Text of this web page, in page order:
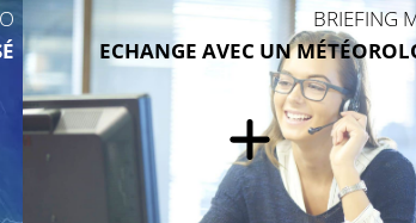
BRIEFING
ECHANGE AVEC UN